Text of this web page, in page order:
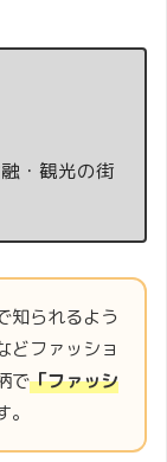
・観光の街
知られるよう
どファッショ
で「ファッシ